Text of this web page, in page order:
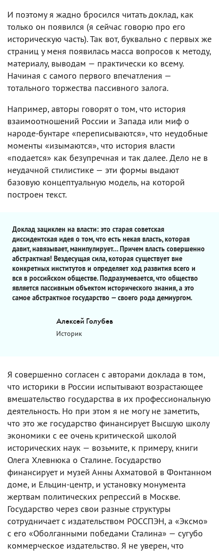
И поэтому я жадно бросился читать доклад, как
только он появился (я сейчас говорю про его
историческую часть). Так вот, буквально с первых же
страниц у меня появилась масса вопросов к методу,
материалу, выводам — практически ко всему.
Начиная с самого первого впечатления —
тотального торжества пассивного залога.
Например, авторы говорят о том, что история
взаимоотношений России и Запада или миф о
народе-бунтаре «переписываются», что неудобные
моменты «изымаются», что история власти
«подается» как безупречная и так далее. Дело не в
неудачной стилистике — эти формы выдают
базовую концептуальную модель, на которой
построен текст.
Доклад зациклен на власти: это старая советская
диссидентская идея о том, что есть некая власть, которая
давит, навязывает, манипулирует… Причем власть совершенно
абстрактная! Вездесущая сила, которая существует вне
конкретных институтов и определяет ход развития всего и
вся в российском обществе. Подразумевается, что общество
является пассивным объектом исторического знания, а это
самое абстрактное государство — своего рода демиургом.
Алексей Голубев
Историк
Я совершенно согласен с авторами доклада в том,
что историки в России испытывают возрастающее
вмешательство государства в их профессиональную
деятельность. Но при этом я не могу не заметить,
что это же государство финансирует Высшую школу
экономики с ее очень критической школой
исторических наук — возьмите, к примеру, книги
Олега Хлевнюка о Сталине. Государство
финансирует и музей Анны Ахматовой в Фонтанном
доме, и Ельцин-центр, и установку монумента
жертвам политических репрессий в Москве.
Государство через свои разные структуры
сотрудничает с издательством РОССПЭН, а «Эксмо»
с его «Оболганными победами Сталина» — сугубо
коммерческое издательство. Я не уверен, что